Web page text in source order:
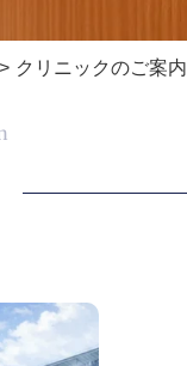
クリニックのご案内